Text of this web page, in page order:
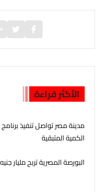
الأكثر قراءة
مدينة مصر تواصل تنفيذ
الكمية المتبقية
البورصة المصرية تربح مليار